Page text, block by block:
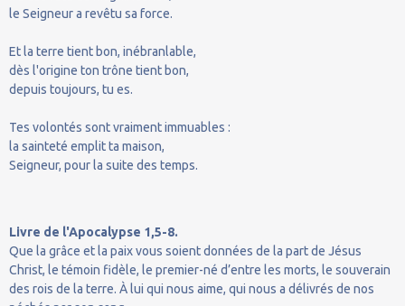
le Seigneur a revêtu sa force.
Et la terre tient bon, inébranlable,
dès l'origine ton trône tient bon,
depuis toujours, tu es.
Tes volontés sont vraiment immuables :
la sainteté emplit ta maison,
Seigneur, pour la suite des temps.
Livre de l'Apocalypse 1,5-8.
Que la grâce et la paix vous soient données de la part de Jésus
Christ, le témoin fidèle, le premier-né d’entre les morts, le souverain
des rois de la terre. À lui qui nous aime, qui nous a délivrés de nos